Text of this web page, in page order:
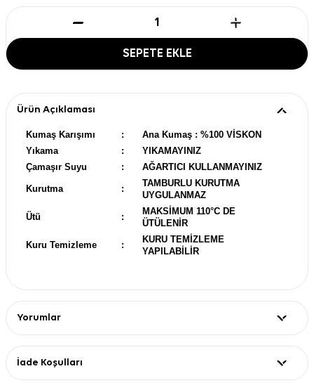
SEPETE EKLE
Ürün Açıklaması
Kumaş Karışımı :
Ana Kumaş : %100 VİSKON
Yıkama
:
YIKAMAYINIZ
Çamaşır Suyu
: AĞARTICI KULLANMAYINIZ
Kurutma :
TAMBURLU KURUTMA
UYGULANMAZ
Ütü :
MAKSİMUM 110°C DE
ÜTÜLENİR
Kuru Temizleme :
KURU TEMİZLEME
YAPILABİLİR
Yorumlar
İade Koşulları